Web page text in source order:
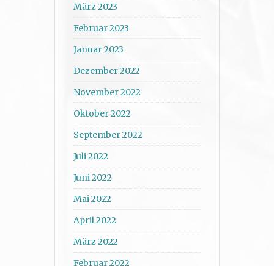
März 2023
Februar 2023
Januar 2023
Dezember 2022
November 2022
Oktober 2022
September 2022
Juli 2022
Juni 2022
Mai 2022
April 2022
März 2022
Februar 2022